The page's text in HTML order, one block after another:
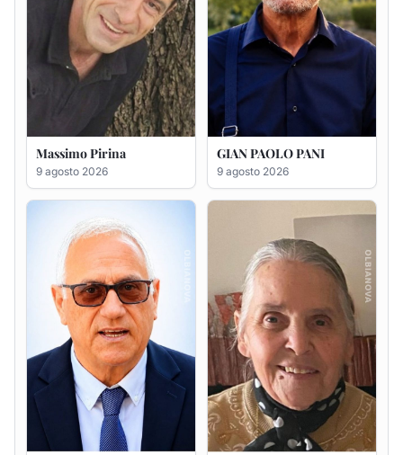
Francesca Anna Pirina
ved. Pileri
6 agosto 2026
Massimo Ricciu
6 agosto 2026